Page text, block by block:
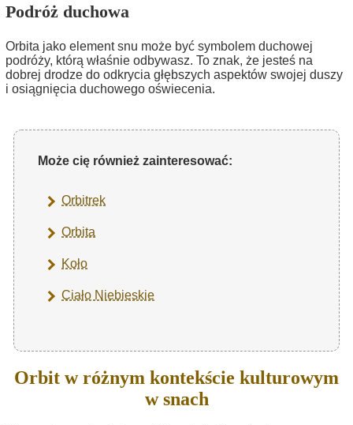
Podróż duchowa
Orbita jako element snu może być symbolem duchowej
podróży, którą właśnie odbywasz. To znak, że jesteś na
dobrej drodze do odkrycia głębszych aspektów swojej duszy
i osiągnięcia duchowego oświecenia.
Może cię również zainteresować:
Orbitrek
Orbita
Koło
Ciało Niebieskie
Orbit w różnym kontekście kulturowym
w snach